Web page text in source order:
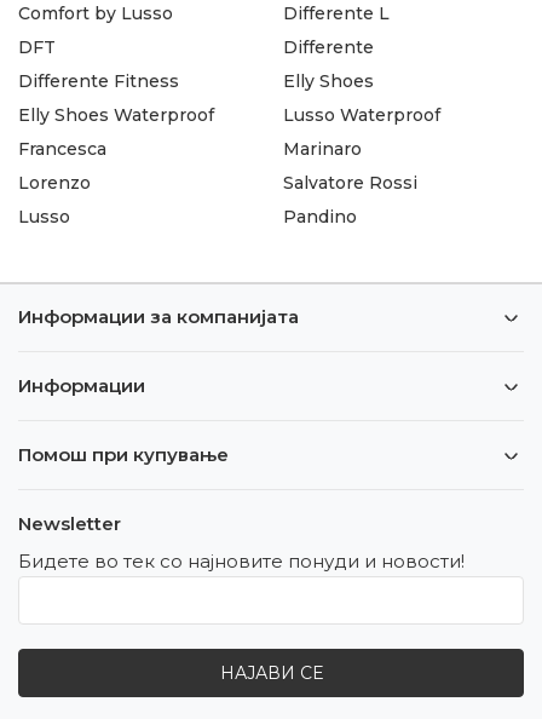
Comfort by Lusso
DFT
Differente Fitness
Differente L
Differente
Elly Shoes
Elly Shoes Waterproof
Francesca
Lorenzo
Lusso
Lusso Waterproof
Marinaro
Salvatore Rossi
Pandino
Информации за компанијата
Информации
Помош при купување
Newsletter
Бидете во тек со најновите понуди и новости!
НАЈАВИ СЕ